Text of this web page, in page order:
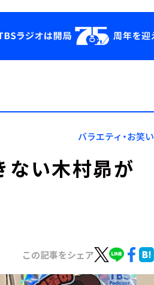
YouTube
会社情報
バラエティ・お笑い
ない木村昴が
この記事をシェア